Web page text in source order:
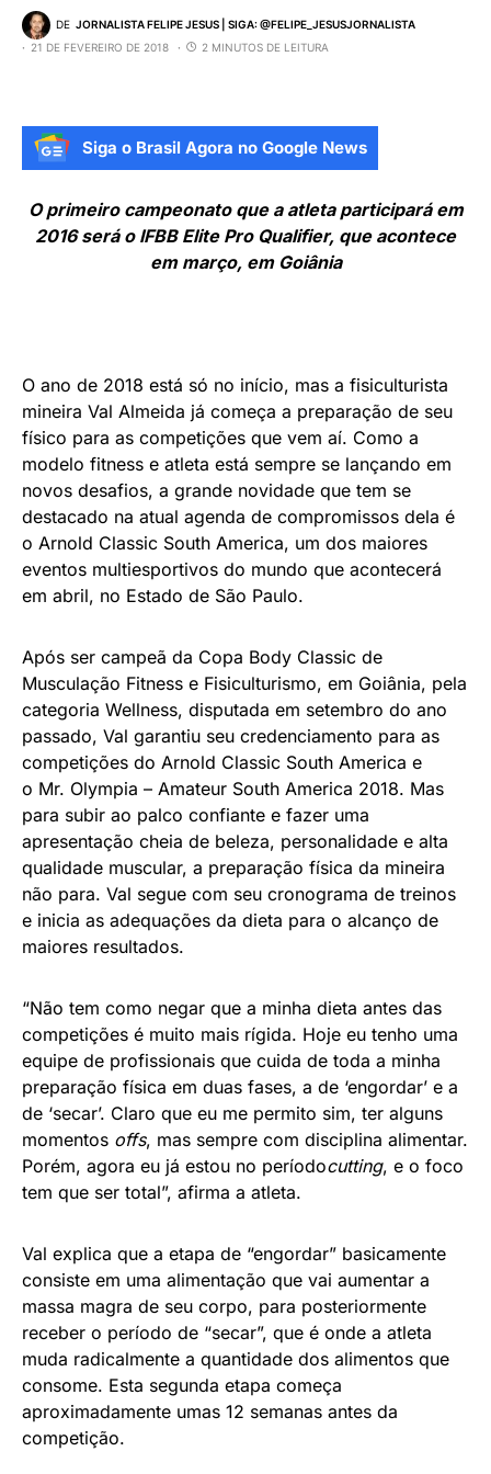
DE JORNALISTA FELIPE JESUS | SIGA: @FELIPE_JESUSJORNALISTA
21 DE FEVEREIRO DE 2018
2 MINUTOS DE LEITURA
Siga o Brasil Agora no Google News
O primeiro campeonato que a atleta participará em
2016 será o IFBB Elite Pro Qualifier, que acontece
em março, em Goiânia
O ano de 2018 está só no início, mas a fisiculturista
mineira Val Almeida já começa a preparação de seu
físico para as competições que vem aí. Como a
modelo fitness e atleta está sempre se lançando em
novos desafios, a grande novidade que tem se
destacado na atual agenda de compromissos dela é
o Arnold Classic South America, um dos maiores
eventos multiesportivos do mundo que acontecerá
em abril, no Estado de São Paulo.
Após ser campeã da Copa Body Classic de
Musculação Fitness e Fisiculturismo, em Goiânia, pela
categoria Wellness, disputada em setembro do ano
passado, Val garantiu seu credenciamento para as
competições do Arnold Classic South America e
o Mr. Olympia – Amateur South America 2018. Mas
para subir ao palco confiante e fazer uma
apresentação cheia de beleza, personalidade e alta
qualidade muscular, a preparação física da mineira
não para. Val segue com seu cronograma de treinos
e inicia as adequações da dieta para o alcanço de
maiores resultados.
“Não tem como negar que a minha dieta antes das
competições é muito mais rígida. Hoje eu tenho uma
equipe de profissionais que cuida de toda a minha
preparação física em duas fases, a de ‘engordar’ e a
de ‘secar’. Claro que eu me permito sim, ter alguns
momentos offs, mas sempre com disciplina alimentar.
Porém, agora eu já estou no períodocutting, e o foco
tem que ser total”, afirma a atleta.
Val explica que a etapa de “engordar” basicamente
consiste em uma alimentação que vai aumentar a
massa magra de seu corpo, para posteriormente
receber o período de “secar”, que é onde a atleta
muda radicalmente a quantidade dos alimentos que
consome. Esta segunda etapa começa
aproximadamente umas 12 semanas antes da
competição.